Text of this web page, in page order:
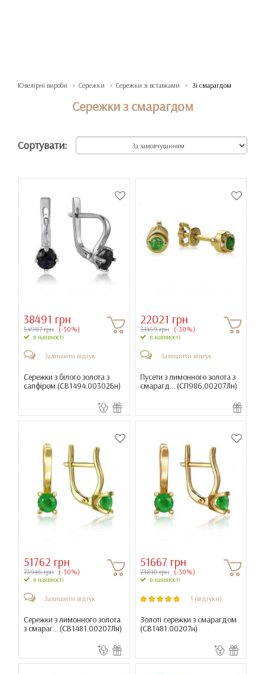
Ювелірні вироби Сережки Сережки зі вставками Зі смарагдом
Сережки з смарагдом
Сортувати:
38491 грн
54987 грн (-30%)
в наявності
Залишити відгук
Сережки з білого золота з
сапфіром (СВ1494.00302Бн)
22021 грн
31459 грн (-30%)
в наявності
Залишити відгук
Пусети з лимонного золота з
смарагд... (СП986.00207Лн)
51762 грн
73946 грн (-30%)
в наявності
Залишити відгук
Сережки з лимонного золота
з смараг... (СВ1481.00207Лн)
51667 грн
73810 грн (-30%)
в наявності
1 (відгуки)
Золоті сережки з смарагдом
(СВ1481.00207н)